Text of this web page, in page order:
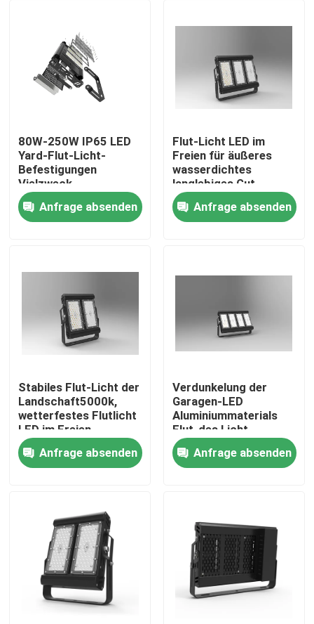
Heim
Videos
ÜBER US
Fabrik-Ausflug
Qualitätskontrolle
LED-Sport-Gerichts-Lichter
LED-STADIONS-LICHT
80W-250W IP65 LED
Yard-Flut-Licht-
Befestigungen
Vielzweck
Anfrage absenden
Flut-Licht LED im
Freien für äußeres
wasserdichtes
langlebiges Gut
Anfrage absenden
Stabiles Flut-Licht der
Landschaft5000k,
wetterfestes Flutlicht
LED im Freien
Anfrage absenden
Verdunkelung der
Garagen-LED
Aluminiummaterials
Flut-des Licht-
170LM/W des im
FreienAnfrage absenden